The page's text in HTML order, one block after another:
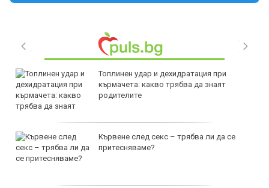
Топлинен удар и дехидратация при
кърмачета: какво трябва да знаят
родителите
Кървене след секс – трябва ли да се
притесняваме?